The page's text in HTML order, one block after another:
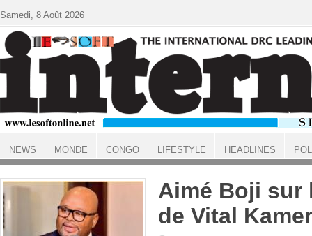
ACCUEIL
Aimé Boji sur
de Vital
Samedi, 8 Août 2026
NEWS MONDE CONGO LIFESTYLE HEADLINES